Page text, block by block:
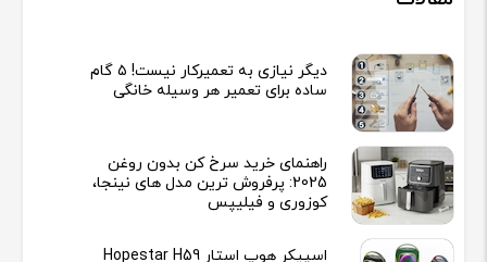
دیگر نیازی به تعمیرکار نیست! ۵ گام
ساده برای تعمیر هر وسیله خانگی
راهنمای خرید سرخ کن بدون روغن
2025: پرفروش ترین مدل های نینجا،
کوزوری و فیلیپس
اسپیکر هوپ استار Hopestar H59